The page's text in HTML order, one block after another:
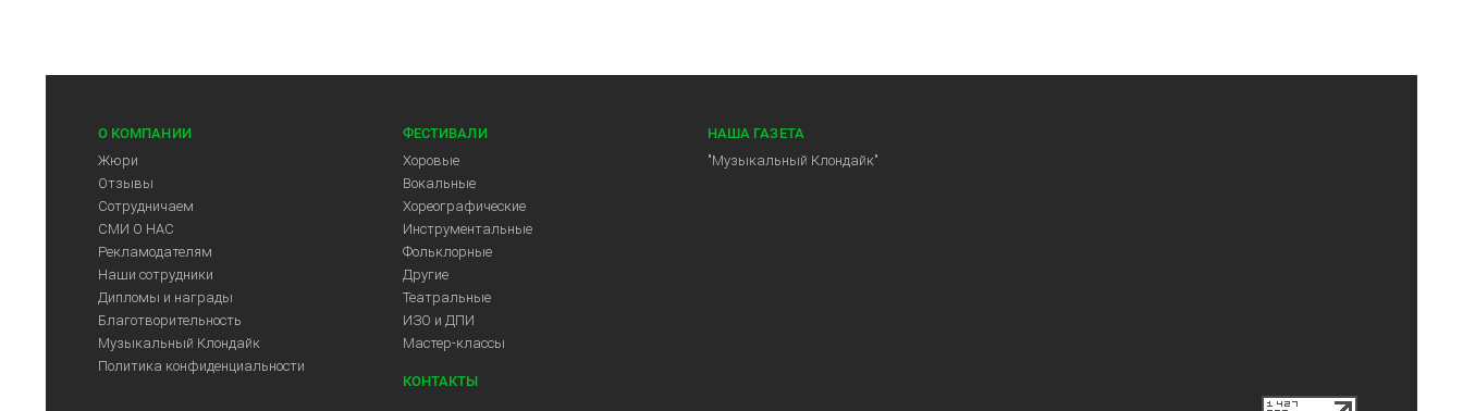
О КОМПАНИИ
Жюри
Отзывы
Сотрудничаем
СМИ О НАС
Рекламодателям
Наши сотрудники
Дипломы и награды
Благотворительность
Музыкальный Клондайк
Политика конфиденциальности
ФЕСТИВАЛИ
Хоровые
Вокальные
Хореографические
Инструментальные
Фольклорные
Другие
Театральные
ИЗО и ДПИ
Мастер-классы
КОНТАКТЫ
НАША ГАЗЕТА
"Музыкальный Клондайк"
Арт-Центр